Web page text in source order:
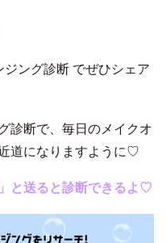
ング診断 でぜひシェア
診断で、毎日のメイクオ
道になりますように♡
と送ると診断できるよ♡